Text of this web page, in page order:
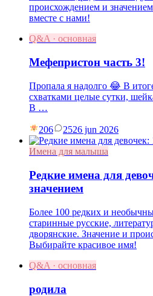
происхождением и
вместе с нами!
Q&A · основная
Мефепристон часть 3!
Пропала я надолго 😂 В
схватками целые сутки,
В …
206 2526 jun 2026
Имена для малыша
Редкие имена для
значением
Более 100 редких и
старинные русские,
дворянские. Значение и
Выбирайте красивое имя!
Q&A · основная
родила